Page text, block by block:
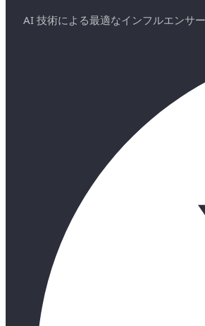
AI 技術による最適なインフルエンサ